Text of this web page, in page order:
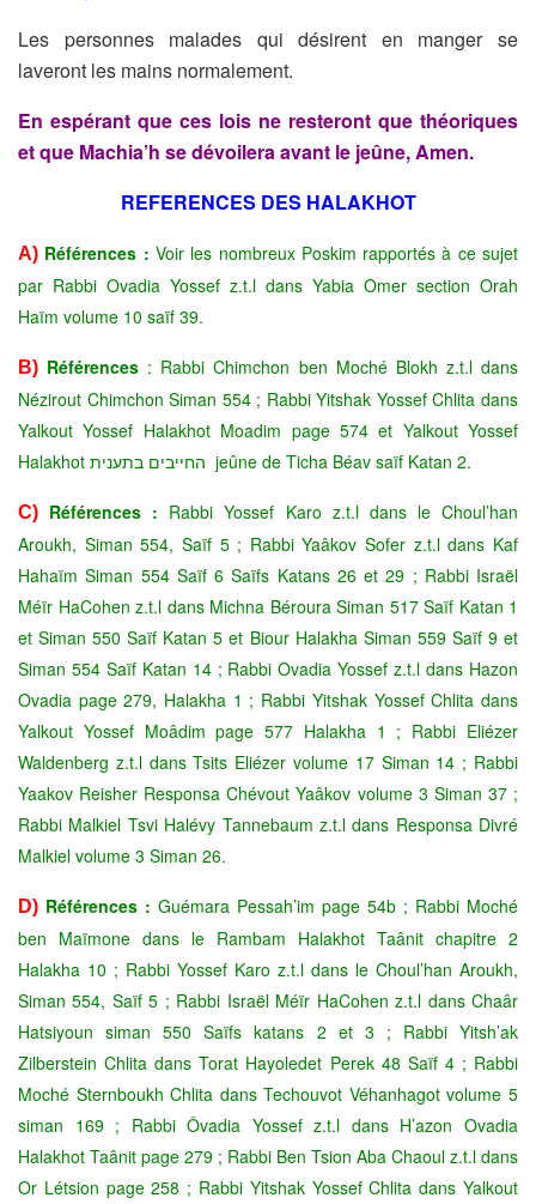
Les personnes malades qui désirent en manger se
laveront les mains normalement.
En espérant que ces lois ne resteront que théoriques
et que Machia’h se dévoilera avant le jeûne, Amen.
REFERENCES DES HALAKHOT
A) Références : Voir les nombreux Poskim rapportés à ce sujet
par Rabbi Ovadia Yossef z.t.l dans Yabia Omer section Orah
Haïm volume 10 saïf 39.
B) Références : Rabbi Chimchon ben Moché Blokh z.t.l dans
Nézirout Chimchon Siman 554 ; Rabbi Yitshak Yossef Chlita dans
Yalkout Yossef Halakhot Moadim page 574 et Yalkout Yossef
Halakhot החייבים בתענית jeûne de Ticha Béav saïf Katan 2.
C) Références : Rabbi Yossef Karo z.t.l dans le Choul’han
Aroukh, Siman 554, Saïf 5 ; Rabbi Yaâkov Sofer z.t.l dans Kaf
Hahaïm Siman 554 Saïf 6 Saïfs Katans 26 et 29 ; Rabbi Israël
Méïr HaCohen z.t.l dans Michna Béroura Siman 517 Saïf Katan 1
et Siman 550 Saïf Katan 5 et Biour Halakha Siman 559 Saïf 9 et
Siman 554 Saïf Katan 14 ; Rabbi Ovadia Yossef z.t.l dans Hazon
Ovadia page 279, Halakha 1 ; Rabbi Yitshak Yossef Chlita dans
Yalkout Yossef Moâdim page 577 Halakha 1 ; Rabbi Eliézer
Waldenberg z.t.l dans Tsits Eliézer volume 17 Siman 14 ; Rabbi
Yaakov Reisher Responsa Chévout Yaâkov volume 3 Siman 37 ;
Rabbi Malkiel Tsvi Halévy Tannebaum z.t.l dans Responsa Divré
Malkiel volume 3 Siman 26.
D) Références : Guémara Pessah’im page 54b ; Rabbi Moché
ben Maïmone dans le Rambam Halakhot Taânit chapitre 2
Halakha 10 ; Rabbi Yossef Karo z.t.l dans le Choul’han Aroukh,
Siman 554, Saïf 5 ; Rabbi Israël Méïr HaCohen z.t.l dans Chaâr
Hatsiyoun siman 550 Saïfs katans 2 et 3 ; Rabbi Yitsh’ak
Zilberstein Chlita dans Torat Hayoledet Perek 48 Saïf 4 ; Rabbi
Moché Sternboukh Chlita dans Techouvot Véhanhagot volume 5
siman 169 ; Rabbi Ôvadia Yossef z.t.l dans H’azon Ovadia
Halakhot Taânit page 279 ; Rabbi Ben Tsion Aba Chaoul z.t.l dans
Or Létsion page 258 ; Rabbi Yitshak Yossef Chlita dans Yalkout